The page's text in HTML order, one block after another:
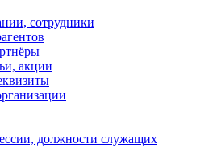
сотрудники
акции
должности служащих